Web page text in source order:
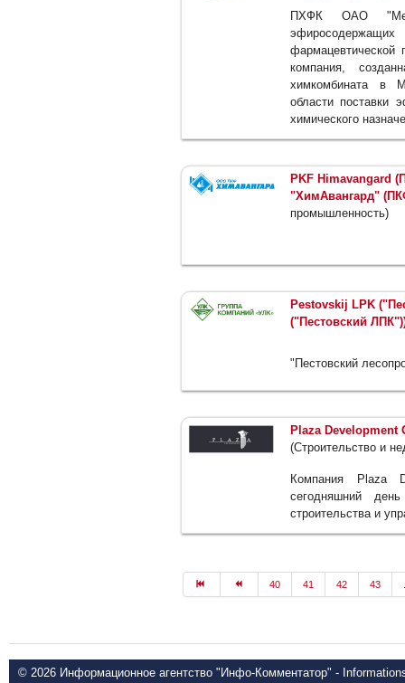
ПХФК ОАО
фармацевтической
компания,
химкомбината в
области поставки
химического
PKF Himavangard
"ХимАвангард"
промышленность)
Pestovskij LPK
("Пестовский
"Пестовский
Plaza Development
(Строительство и
Компания Plaza
сегодняшний
строительства и
40 41 42 43
© 2026 Информационное агентство "Инфо-Комментатор" -